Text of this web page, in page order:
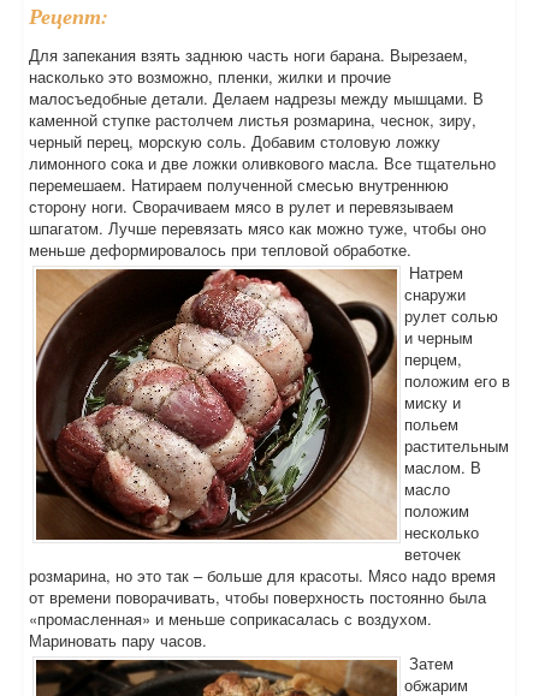
Рецепт:
Для запекания взять заднюю часть ноги барана. Вырезаем,
насколько это возможно, пленки, жилки и прочие
малосъедобные детали. Делаем надрезы между мышцами. В
каменной ступке растолчем листья розмарина, чеснок, зиру,
черный перец, морскую соль. Добавим столовую ложку
лимонного сока и две ложки оливкового масла. Все тщательно
перемешаем. Натираем полученной смесью внутреннюю
сторону ноги. Сворачиваем мясо в рулет и перевязываем
шпагатом. Лучше перевязать мясо как можно туже, чтобы оно
меньше деформировалось при тепловой обработке.
Натрем
снаружи
рулет солью
и черным
перцем,
положим его в
миску и
польем
растительным
маслом. В
масло
положим
несколько
веточек
розмарина, но это так – больше для красоты. Мясо надо время
от времени поворачивать, чтобы поверхность постоянно была
«промасленная» и меньше соприкасалась с воздухом.
Мариновать пару часов.
Затем
обжарим